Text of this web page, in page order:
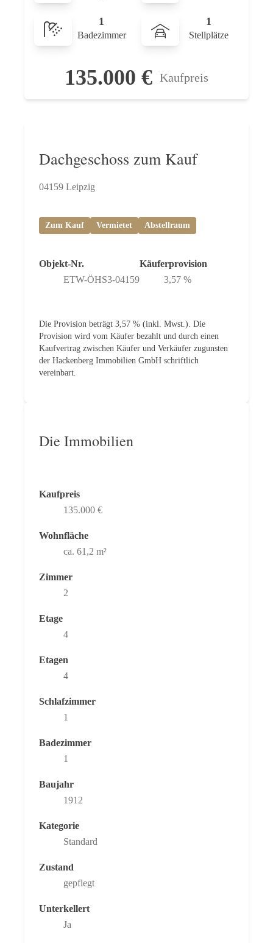
1
Badezimmer
1
Stellplätze
135.000 € Kaufpreis
Dachgeschoss zum Kauf
04159 Leipzig
Zum Kauf Vermietet Abstellraum
Objekt-Nr.
ETW-ÖHS3-04159
Käuferprovision
3,57 %
Die Provision beträgt 3,57 % (inkl. Mwst.). Die
Provision wird vom Käufer bezahlt und durch einen
Kaufvertrag zwischen Käufer und Verkäufer zugunsten
der Hackenberg Immobilien GmbH schriftlich
vereinbart.
Die Immobilien
Kaufpreis
135.000 €
Wohnfläche
ca. 61,2 m²
Zimmer
2
Etage
4
Etagen
4
Schlafzimmer
1
Badezimmer
1
Baujahr
1912
Kategorie
Standard
Zustand
gepflegt
Unterkellert
Ja